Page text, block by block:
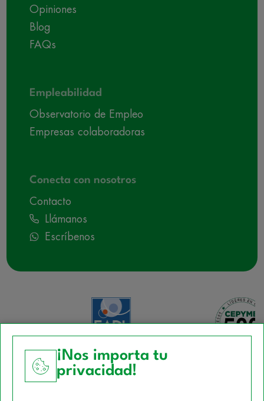
Opiniones
Blog
FAQs
Empleabilidad
Observatorio de Empleo
Empresas colaboradoras
Conecta con nosotros
Contacto
Llámanos
Escríbenos
¡Nos importa tu
privacidad!